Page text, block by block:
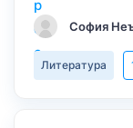
София
Литература